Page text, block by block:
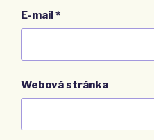
E-mail*
Webová stránka